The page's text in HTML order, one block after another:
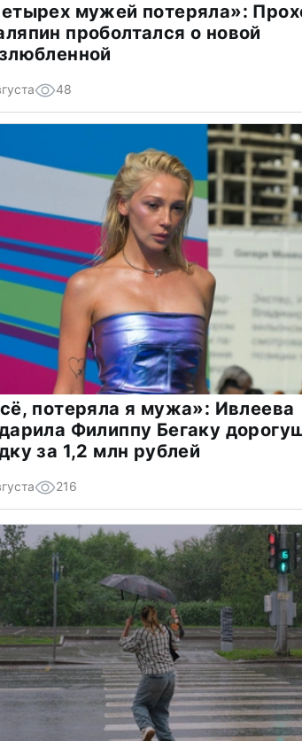
мужей потеряла»:
проболтался о новой
48
потеряла я мужа»: Ивлеева
Филиппу Бегаку
за 1,2 млн рублей
216